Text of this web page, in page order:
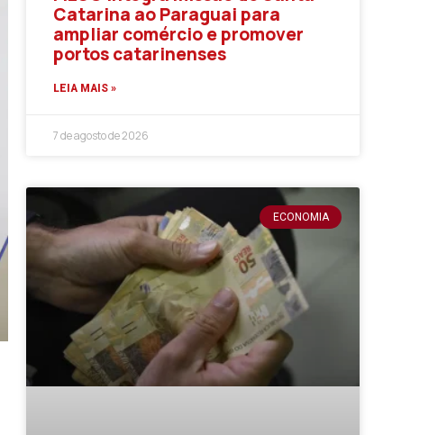
Catarina ao Paraguai para
ampliar comércio e promover
portos catarinenses
LEIA MAIS »
7 de agosto de 2026
ECONOMIA